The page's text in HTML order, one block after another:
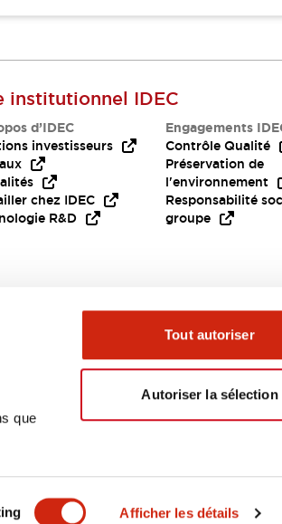
que
Afficher les détails
Tout autoriser
Autoriser la sélection
ET FICHIERS
institutionnel IDEC
d’IDEC
investisseurs
chez IDEC
R&D
Engagements
Contrôle Qualité
Préservation de
l'environnement
Responsabilité
groupe